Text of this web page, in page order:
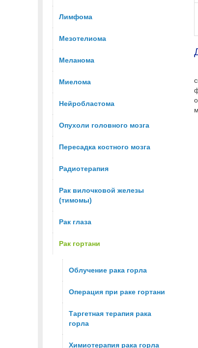
Лимфома
Мезотелиома
Меланомa
Миелома
Нейробластома
Опухоли головного мозга
Пересадка костного мозга
Радиотерапия
Рак вилочковой железы
(тимомы)
Рак глаза
Рак гортани
Облучение рака горла
Операция при раке гортани
Таргетная терапия рака
горла
Химиотерапия рака горла